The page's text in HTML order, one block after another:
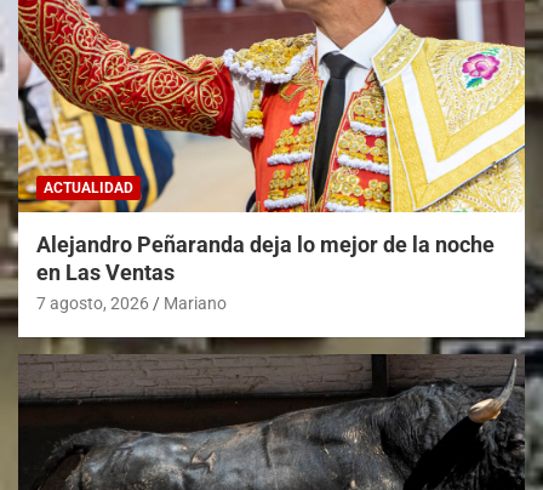
ACTUALIDAD
Alejandro Peñaranda deja lo mejor de la noche
en Las Ventas
7 agosto, 2026 Mariano